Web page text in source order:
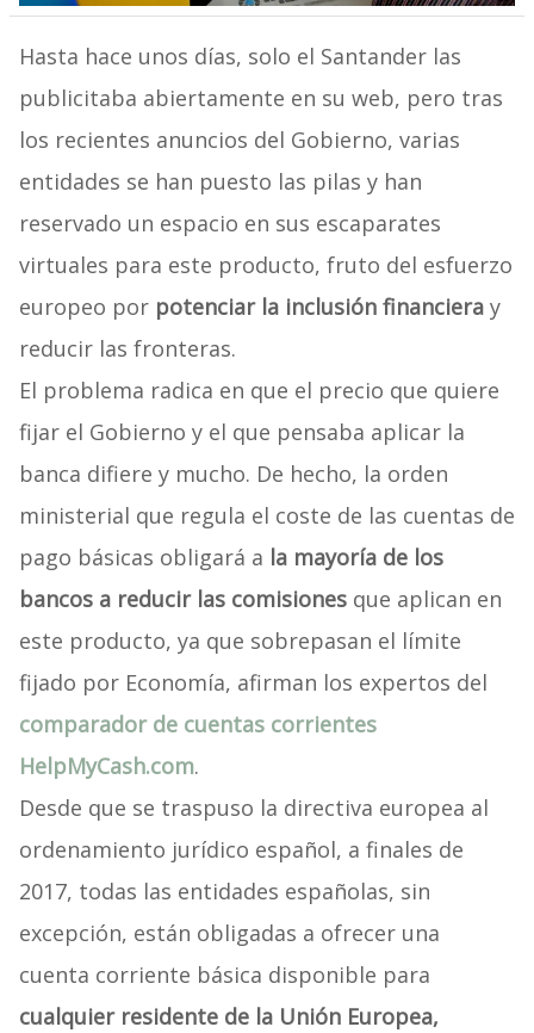
Hasta hace unos días, solo el Santander las
publicitaba abiertamente en su web, pero tras
los recientes anuncios del Gobierno, varias
entidades se han puesto las pilas y han
reservado un espacio en sus escaparates
virtuales para este producto, fruto del esfuerzo
europeo por potenciar la inclusión financieray
reducir las fronteras.
El problema radica en que el precio que quiere
fijar el Gobierno y el que pensaba aplicar la
banca difiere y mucho. De hecho, la orden
ministerial que regula el coste de las cuentas de
pago básicas obligará a la mayoría de los
bancos a reducir las comisiones que aplican en
este producto, ya que sobrepasan el límite
fijado por Economía, afirman los expertos del
comparador de cuentas corrientes
HelpMyCash.com.
Desde que se traspuso la directiva europea al
ordenamiento jurídico español, a finales de
2017, todas las entidades españolas, sin
excepción, están obligadas a ofrecer una
cuenta corriente básica disponible para
cualquier residente de la Unión Europea,